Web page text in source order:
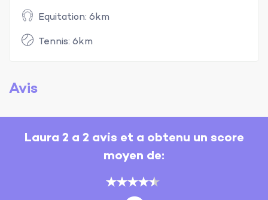
Equitation: 6km
Tennis: 6km
Avis
Laura 2 a 2 avis et a obtenu un score
moyen de: